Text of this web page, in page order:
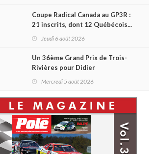
Coupe Radical Canada au GP3R :
21 inscrits, dont 12 Québécois...
et un premier gain d'Antoine
Jeudi 6 août 2026
Un 36ème Grand Prix de Trois-
Rivières pour Didier
Schraenen... et une première en
Mercredi 5 août 2026